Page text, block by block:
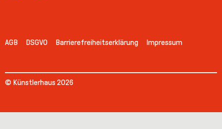
© Künstlerhaus 2026
AGB DSGVO Barrierefreiheitserklärung Impressum